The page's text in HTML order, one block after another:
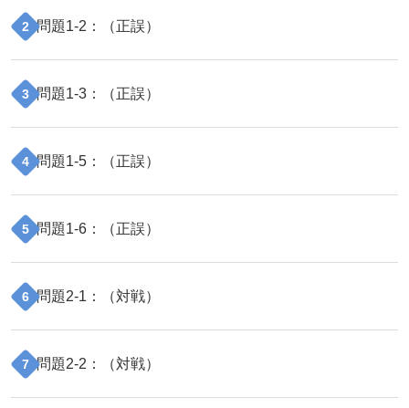
2 問題1-2 ：（正誤）
3 問題1-3 ：（正誤）
4 問題1-5 ：（正誤）
5 問題1-6 ：（正誤）
6 問題2-1 ：（対戦）
7 問題2-2 ：（対戦）